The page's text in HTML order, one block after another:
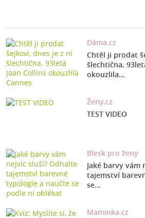
Dáma.cz
Chtěl ji prodat
šlechtična.
okouzlila…
Ženy.cz
TEST VIDEO
Blesk pro ženy
Jaké barvy vám
tajemství
se…
Maminka.cz